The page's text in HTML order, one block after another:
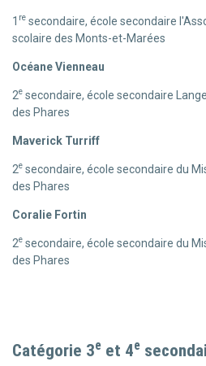
1 re secondaire, école secondaire
scolaire des Monts-et-Marées
Océane Vienneau
2e secondaire, école secondaire
des Phares
Maverick Turriff
2e secondaire, école secondaire du
des Phares
Coralie Fortin
2e secondaire, école secondaire du
des Phares
Catégorie 3e et 4e